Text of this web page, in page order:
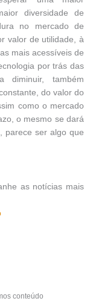
diversidade de
no mercado de
valor de utilidade, à
mais acessíveis de
por trás das
diminuir, também
do valor do
como o mercado
o mesmo se dará
parece ser algo que
as notícias mais
conteúdo